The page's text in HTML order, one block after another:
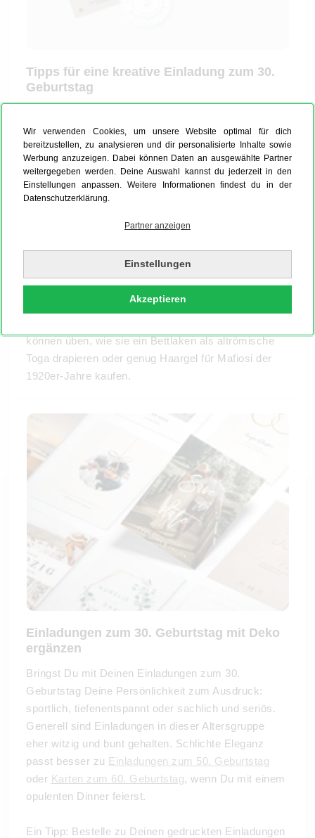
Wir verwenden Cookies, um unsere Website optimal für dich
bereitzustellen, zu analysieren und dir personalisierte Inhalte sowie
Werbung anzuzeigen. Dabei können Daten an ausgewählte Partner
weitergegeben werden. Deine Auswahl kannst du jederzeit in den
Einstellungen anpassen. Weitere Informationen findest du in der
Datenschutzerklärung.
Partner anzeigen
Einstellungen
Akzeptieren
Tipps für eine kreative Einladung zum 30.
Geburtstag
kannst Du für die Einladung zum 30. Geburtstag
Vorlagen nutzen und einfach Datum und Namen
anpassen. Möchtest Du lieber Einladungen zum 30.
Geburtstag verschicken, die so individuell sind wie
Du selbst? Gestalte Deine Einladung zum 30.
Freundeskreises von einer lange zurückliegenden
Kinderparty? Wenn Du eine Einladung zum 30.
Geburtstag für eine Mottoparty entwirfst, nimm ein
Foto, das Dich selbst bereits im Kostüm zeigt. So
können üben, wie sie ein Bettlaken als altrömische
Toga drapieren oder genug Haargel für Mafiosi der
1920er-Jahre kaufen.
Einladungen zum 30. Geburtstag mit Deko
ergänzen
Bringst Du mit Deinen Einladungen zum 30.
Geburtstag Deine Persönlichkeit zum Ausdruck:
sportlich, tiefenentspannt oder sachlich und seriös.
Generell sind Einladungen in dieser Altersgruppe
eher witzig und bunt gehalten. Schlichte Eleganz
passt besser zu Einladungen zum 50. Geburtstag
oder Karten zum 60. Geburtstag, wenn Du mit einem
opulenten Dinner feierst.
Ein Tipp: Bestelle zu Deinen gedruckten Einladungen